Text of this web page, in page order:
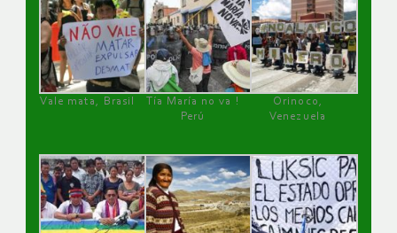
Vale mata, Brasil
Tía María no va !
Perú
Orinoco,
Venezuela